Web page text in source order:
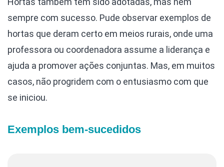
sempre com sucesso. Pude observar exemplos de
hortas que deram certo em meios rurais, onde uma
professora ou coordenadora assume a liderança e
ajuda a promover ações conjuntas. Mas, em muitos
casos, não progridem com o entusiasmo com que
se iniciou.
Exemplos bem-sucedidos